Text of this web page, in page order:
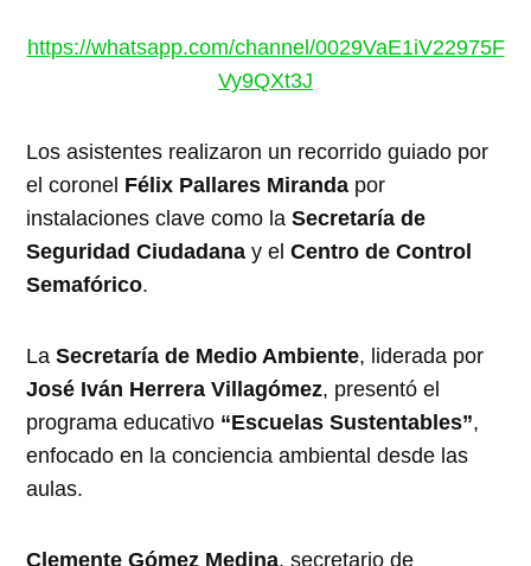
https://whatsapp.com/channel/0029VaE1iV22975F
Vy9QXt3J
Los asistentes realizaron un recorrido guiado por
el coronel Félix Pallares Miranda por
instalaciones clave como laSecretaría de
Seguridad Ciudadana y elCentro de Control
Semafórico.
LaSecretaría de Medio Ambiente, liderada por
José Iván Herrera Villagómez, presentó el
programa educativo “Escuelas Sustentables”,
enfocado en la conciencia ambiental desde las
aulas.
Clemente Gómez Medina, secretario de